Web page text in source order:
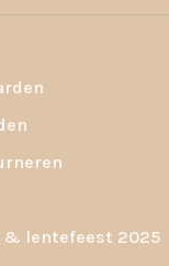
& lentefeest 2025